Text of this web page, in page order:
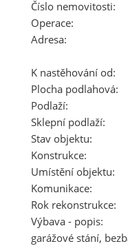
Číslo nemovitosti:
Operace:
Adresa:
K nastěhování od:
Plocha podlahová:
Podlaží:
Sklepní podlaží:
Stav objektu:
Konstrukce:
Umístění objektu:
Komunikace:
Rok rekonstrukce:
Výbava - popis:
garážové stání,